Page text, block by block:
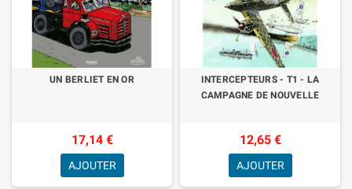
UN BERLIET EN OR
17,14 €
AJOUTER
INTERCEPTEURS - T1 - LA
CAMPAGNE DE NOUVELLE
12,65 €
AJOUTER